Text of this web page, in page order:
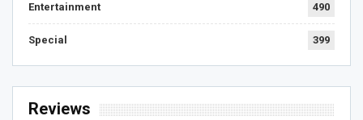
Entertainment 490
Special 399
Reviews